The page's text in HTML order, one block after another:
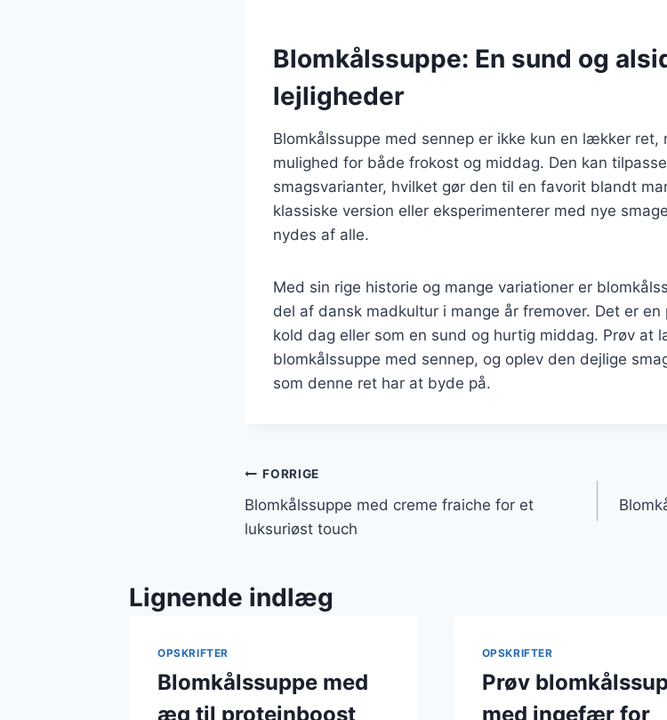
Blomkålssuppe: En sund og
lejligheder
Blomkålssuppe med sennep er ikke kun en lækker ret,
mulighed for både frokost og middag. Den kan
smagsvarianter, hvilket gør den til en favorit blandt
klassiske version eller eksperimenterer med nye
nydes af alle.
Med sin rige historie og mange variationer er
del af dansk madkultur i mange år fremover. Det er
kold dag eller som en sund og hurtig middag. Prøv at
blomkålssuppe med sennep, og oplev den dejlige
som denne ret har at byde på.
Indlægsnavigation
FORRIGE
Blomkålssuppe med creme fraiche for et
luksuriøst touch
Lignende indlæg
OPSKRIFTER
Blomkålssuppe med
æg til proteinboost
OPSKRIFTER
Prøv
med ingefær for